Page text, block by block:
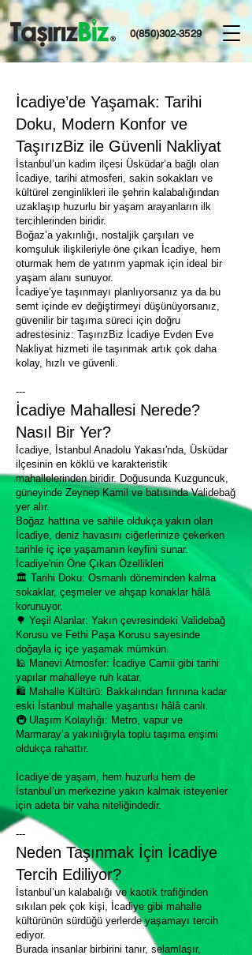
0(850)302-3529
İcadiye’de Yaşamak: Tarihi
Doku, Modern Konfor ve
TaşırızBiz ile Güvenli Nakliyat
İstanbul’un kadim ilçesi Üsküdar’a bağlı olan
İcadiye, tarihi atmosferi, sakin sokakları ve
kültürel zenginlikleri ile şehrin kalabalığından
uzaklaşıp huzurlu bir yaşam arayanların ilk
tercihlerinden biridir.
Boğaz’a yakınlığı, nostaljik çarşıları ve
komşuluk ilişkileriyle öne çıkan İcadiye, hem
oturmak hem de yatırım yapmak için ideal bir
yaşam alanı sunuyor.
İcadiye’ye taşınmayı planlıyorsanız ya da bu
semt içinde ev değiştirmeyi düşünüyorsanız,
güvenilir bir taşıma süreci için doğru
adrestesiniz: TaşırızBiz İcadiye Evden Eve
Nakliyat hizmeti ile taşınmak artık çok daha
kolay, hızlı ve güvenli.
---
İcadiye Mahallesi Nerede?
Nasıl Bir Yer?
İcadiye, İstanbul Anadolu Yakası'nda, Üsküdar
ilçesinin en köklü ve karakteristik
mahallelerinden biridir. Doğusunda Kuzguncuk,
güneyinde Zeynep Kamil ve batısında Validebağ
yer alır.
Boğaz hattına ve sahile oldukça yakın olan
İcadiye, deniz havasını ciğerlerinize çekerken
tarihle iç içe yaşamanın keyfini sunar.
İcadiye'nin Öne Çıkan Özellikleri
🏛 Tarihi Doku: Osmanlı döneminden kalma
sokaklar, çeşmeler ve ahşap konaklar hâlâ
korunuyor.
🌳 Yeşil Alanlar: Yakın çevresindeki Validebağ
Korusu ve Fethi Paşa Korusu sayesinde
doğayla iç içe yaşamak mümkün.
🕌 Manevi Atmosfer: İcadiye Camii gibi tarihi
yapılar mahalleye ruh katar.
🛍 Mahalle Kültürü: Bakkalından fırınına kadar
eski İstanbul mahalle yaşantısı hâlâ canlı.
🚇 Ulaşım Kolaylığı: Metro, vapur ve
Marmaray’a yakınlığıyla toplu taşıma erişimi
oldukça rahattır.
İcadiye’de yaşam, hem huzurlu hem de
İstanbul’un merkezine yakın kalmak isteyenler
için adeta bir vaha niteliğindedir.
---
Neden Taşınmak İçin İcadiye
Tercih Ediliyor?
İstanbul’un kalabalığı ve kaotik trafiğinden
sıkılan pek çok kişi, İcadiye gibi mahalle
kültürünün sürdüğü yerlerde yaşamayı tercih
ediyor.
Burada insanlar birbirini tanır, selamlaşır,